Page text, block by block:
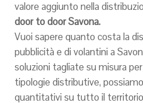
valore aggiunto nella
door to doorSavona.
Vuoi sapere quanto costa la
pubblicità e di volantini a
soluzioni tagliate su misura
tipologie distributive,
quantitativi su tutto il territorio